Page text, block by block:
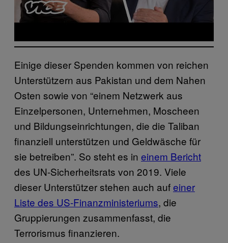
Einige dieser Spenden kommen von reichen
Unterstützern aus Pakistan und dem Nahen
Osten sowie von “einem Netzwerk aus
Einzelpersonen, Unternehmen, Moscheen
und Bildungseinrichtungen, die die Taliban
finanziell unterstützen und Geldwäsche für
sie betreiben”. So steht es in einem Bericht
des UN-Sicherheitsrats von 2019. Viele
dieser Unterstützer stehen auch aufeiner
Liste des US-Finanzministeriums, die
Gruppierungen zusammenfasst, die
Terrorismus finanzieren.